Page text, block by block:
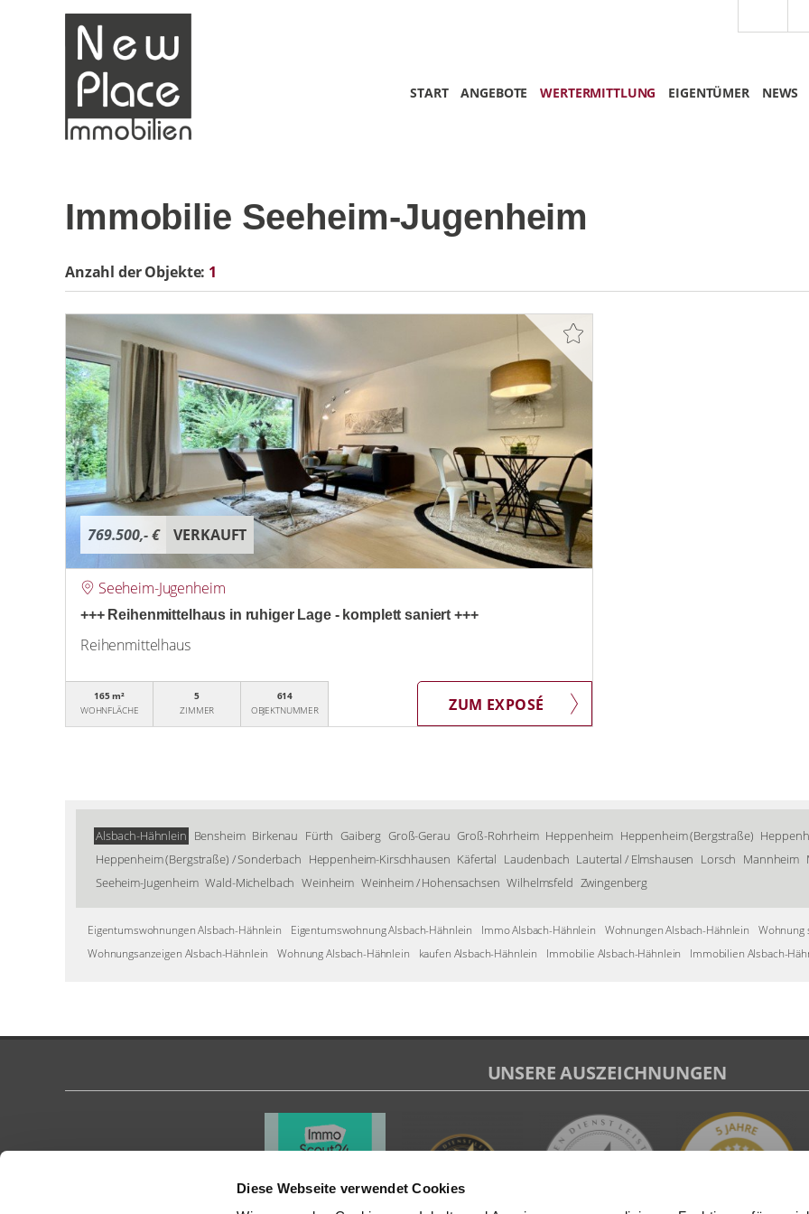
Diese Webseite verwendet Cookies
START ANGEBOTE WERTERMITTLUNG EIGENTÜMER NEWS
Immobilie Seeheim-Jugenheim
Anzahl derObjekte: 1
769.500,- € VERKAUFT
Seeheim-Jugenheim
+++ Reihenmittelhaus in ruhiger Lage - komplett saniert +++
Reihenmittelhaus
165 m²
WOHNFLÄCHE
5
ZIMMER
614
OBJEKTNUMMER
ZUM EXPOSÉ
Alsbach-Hähnlein Bensheim Birkenau Fürth Gaiberg Groß-Gerau Groß-Rohrheim Heppenheim Heppenheim (Bergstraße)
Heppenheim (Bergstraße) / Sonderbach Heppenheim-Kirschhausen Käfertal Laudenbach Lautertal / Elmshausen Lorsch Mannheim
Seeheim-Jugenheim Wald-Michelbach Weinheim Weinheim / Hohensachsen Wilhelmsfeld Zwingenberg
Eigentumswohnungen Alsbach-Hähnlein Eigentumswohnung Alsbach-Hähnlein Immo Alsbach-Hähnlein Wohnungen Alsbach-Hähnlein Wohnung
Wohnungsanzeigen Alsbach-Hähnlein
Wohnung Alsbach-Hähnlein kaufen Alsbach-Hähnlein Immobilie Alsbach-Hähnlein Immobilien Alsbach-
UNSERE AUSZEICHNUNGEN